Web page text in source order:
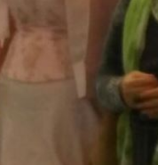
группе